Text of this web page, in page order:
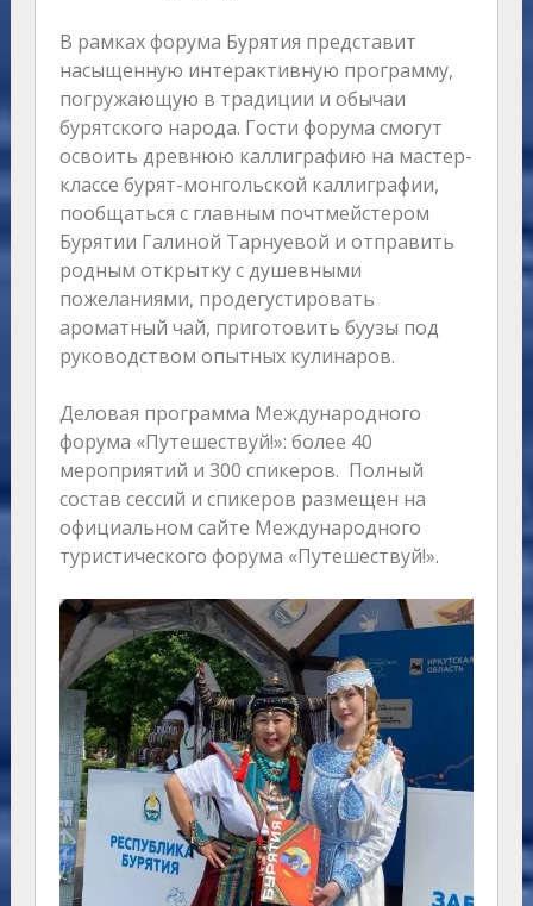
В рамках форума Бурятия представит
насыщенную интерактивную программу,
погружающую в традиции и обычаи
бурятского народа. Гости форума смогут
освоить древнюю каллиграфию на мастер-
классе бурят-монгольской каллиграфии,
пообщаться с главным почтмейстером
Бурятии Галиной Тарнуевой и отправить
родным открытку с душевными
пожеланиями, продегустировать
ароматный чай, приготовить буузы под
руководством опытных кулинаров.
Деловая программа Международного
форума «Путешествуй!»: более 40
мероприятий и 300 спикеров. Полный
состав сессий и спикеров размещен на
официальном сайте Международного
туристического форума «Путешествуй!».